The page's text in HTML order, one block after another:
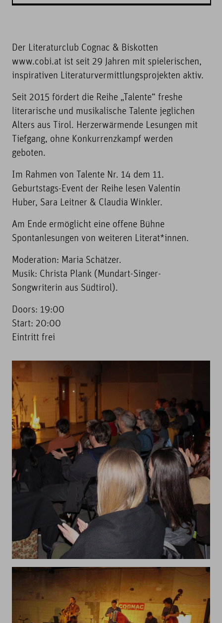
Der Literaturclub Cognac & Biskotten
www.cobi.at ist seit 29 Jahren mit spielerischen,
inspirativen Literaturvermittlungsprojekten aktiv.
Seit 2015 fördert die Reihe „Talente“ freshe
literarische und musikalische Talente jeglichen
Alters aus Tirol. Herzerwärmende Lesungen mit
Tiefgang, ohne Konkurrenzkampf werden
geboten.
Im Rahmen von Talente Nr. 14 dem 11.
Geburtstags-Event der Reihe lesen Valentin
Huber, Sara Leitner & Claudia Winkler.
Am Ende ermöglicht eine offene Bühne
Spontanlesungen von weiteren Literat*innen.
Moderation: Maria Schätzer.
Musik: Christa Plank (Mundart-Singer-
Songwriterin aus Südtirol).
Doors: 19:00
Start: 20:00
Eintritt frei